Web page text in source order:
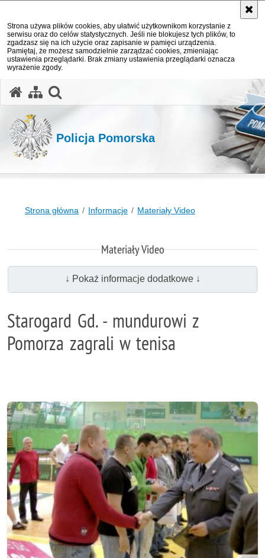
Strona używa plików cookies, aby ułatwić użytkownikom korzystanie z
serwisu oraz do celów statystycznych. Jeśli nie blokujesz tych plików, to
zgadzasz się na ich użycie oraz zapisanie w pamięci urządzenia.
Pamiętaj, że możesz samodzielnie zarządzać cookies, zmieniając
ustawienia przeglądarki. Brak zmiany ustawienia przeglądarki oznacza
wyrażenie zgody.
Policja Pomorska
Strona główna Informacje Materiały Video
Materiały Video
↓ Pokaż informacje dodatkowe ↓
Starogard Gd. - mundurowi z
Pomorza zagrali w tenisa